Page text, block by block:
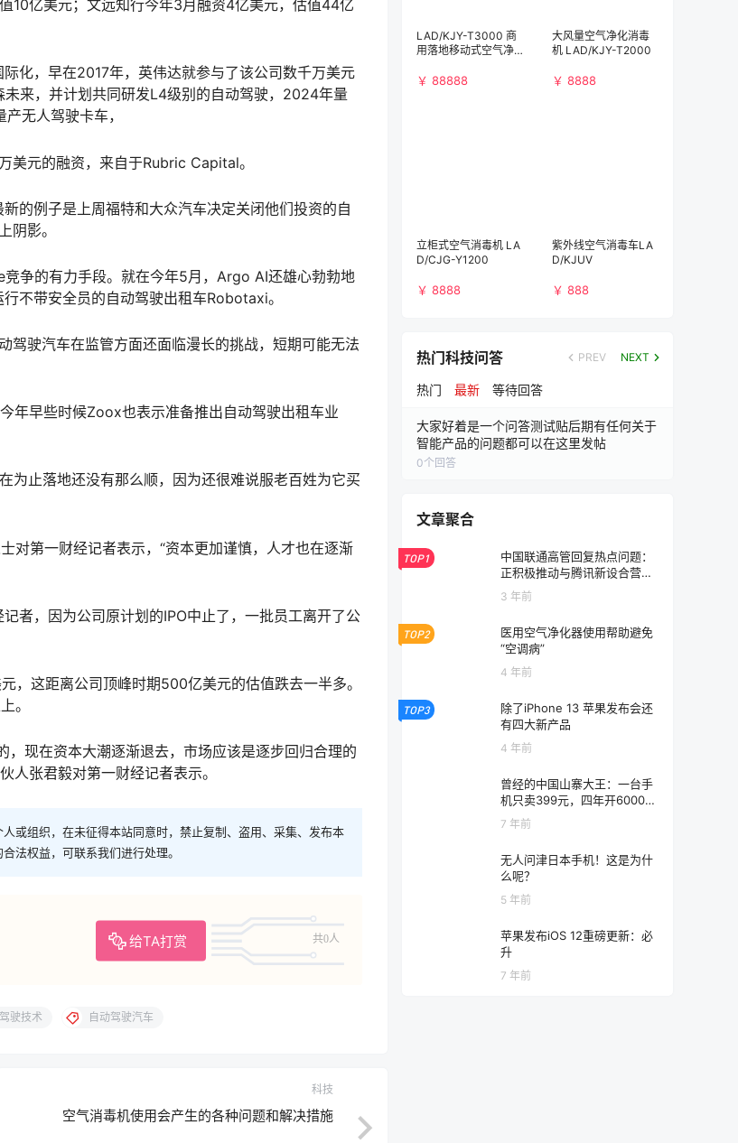
10亿美元；文远知行今年3月融资4亿美元，估值44亿
化，早在2017年，英伟达就参与了该公司数千万美元
来，并计划共同研发L4级别的自动驾驶，2024年量
无人驾驶卡车，
美元的融资，来自于Rubric Capital。
的例子是上周福特和大众汽车决定关闭他们投资的自
阴影。
争的有力手段。就在今年5月，Argo AI还雄心勃勃地
不带安全员的自动驾驶出租车Robotaxi。
驶汽车在监管方面还面临漫长的挑战，短期可能无法
年早些时候Zoox也表示准备推出自动驾驶出租车业
为止落地还没有那么顺，因为还很难说服老百姓为它买
对第一财经记者表示，“资本更加谨慎，人才也在逐渐
者，因为公司原计划的IPO中止了，一批员工离开了公
这距离公司顶峰时期500亿美元的估值跌去一半多。
。
现在资本大潮逐渐退去，市场应该是逐步回归合理的
人张君毅对第一财经记者表示。
或组织，在未征得本站同意时，禁止复制、盗用、采集、发布本
法权益，可联系我们进行处理。
给TA打赏 共0人
驶技术 自动驾驶汽车
科技
空气消毒机使用会产生的各种问题和解决措施
LAD/KJY-T3000 商
用落地移动式空气净
h)）
￥ 88888
大风量空气净化消毒
机 LAD/KJY-T2000
￥ 8888
立柜式空气消毒机 LA
D/CJG-Y1200
￥ 8888
紫外线空气消毒车LA
D/KJUV
￥ 888
热门科技问答 PREV NEXT
热门 最新 等待回答
大家好着是一个问答测试贴后期有任何关于
智能产品的问题都可以在这里发帖
0个回答
文章聚合
TOP1
中国联通高管回复热点问题：
正积极推动与腾讯新设合营公
司的组建
3 年前
TOP2
医用空气净化器使用帮助避免
“空调病”
4 年前
TOP3
除了iPhone 13 苹果发布会还
有四大新产品
4 年前
曾经的中国山寨大王：一台手
机只卖399元，四年开6000家
7 年前
无人问津日本手机！这是为什
么呢？
5 年前
苹果发布iOS 12重磅更新：必
升
7 年前